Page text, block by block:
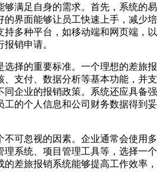
够满足自身的需求。首先，系统的易
的界面能够让员工快速上手，减少培
持多种平台，如移动端和网页端，以
销申请。
选择的重要标准。一个理想的差旅报
、支付、数据分析等基本功能，并支
同企业的报销政策。系统还应具备强
工的个人信息和公司财务数据得到妥
不可忽视的因素。企业通常会使用多
理系统、项目管理工具等，选择一个
差旅报销系统能够提高工作效率，